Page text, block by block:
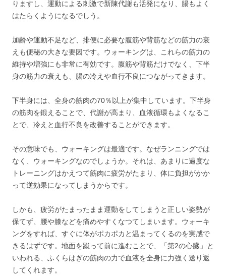
りますし、運動による刺激で新陳代謝も活発になり、腸もよく
はたらくようになるでしう。
加齢や運動不足など、排便に必要な腹筋や背筋などの筋力の衰
えも便秘の大きな要因です。ウォーキングは、これらの筋力の
維持や増強にも非常に有効です。腹筋や背筋だけでなく、下半
身の筋力の衰えも、腸の冷えや血行不良につながってきます。
下半身には、全身の筋肉の70％以上が集中しています。下半身
の筋肉を鍛えることで、代謝が高まり、血液循環もよくなるこ
とで、冷えと血行不良を改善することができます。
その意味でも、ウォーキングは最適です。なぜランニングでは
なく、ウォーキングなのでしょうか。それは、あまりに過度な
トレーニングはかえつて筋肉に疲労がたまり、体に負担がかか
って逆効果になってしまうからです。
しかも、疲労がたまったまま運動をしてしまうと正しい姿勢が
保てず、腰や膝などを痛めやすくなつてしまいます。ウォーキ
ングをすれば、すぐに体がポカポカと温まってくるのを実感で
きるはずです。地面を蹴って前に進むことで、「第2の心臓」と
いわれる、ふくらはぎの筋肉の力で血液を全身に力強く送り返
してくれます。